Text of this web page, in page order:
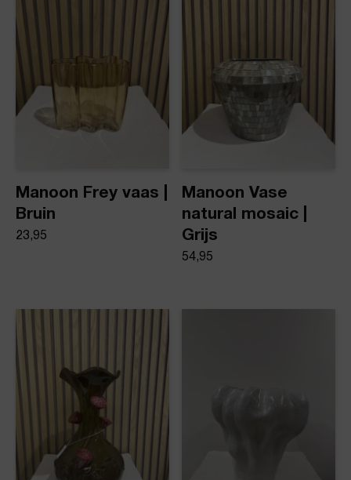
Manoon Frey vaas |
Bruin
23,95
Manoon Vase
natural mosaic |
Grijs
54,95